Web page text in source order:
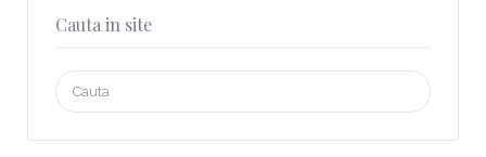
Cauta in site
Search
for: